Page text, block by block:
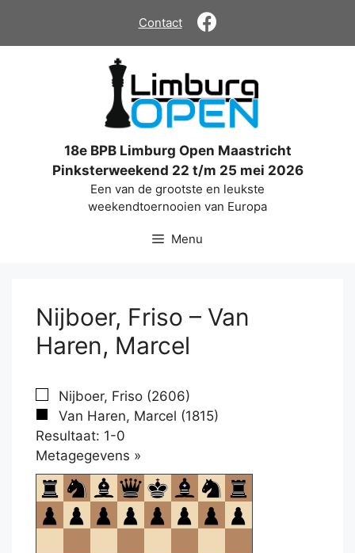
de
Contact
18e BPB Limburg Open Maastricht
Pinksterweekend 22 t/m 25 mei 2026
Een van de grootste en leukste
weekendtoernooien van Europa
Menu
Nijboer, Friso – Van
Haren, Marcel
Nijboer, Friso (2606)
Van Haren, Marcel (1815)
Resultaat: 1-0
Metagegevens »
om
te
openen.